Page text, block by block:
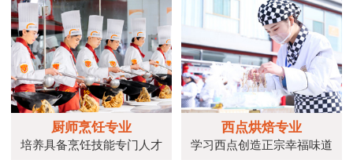
厨师烹饪专业
培养具备烹饪技能专门人才
西点烘焙专业
学习西点创造正宗幸福味道